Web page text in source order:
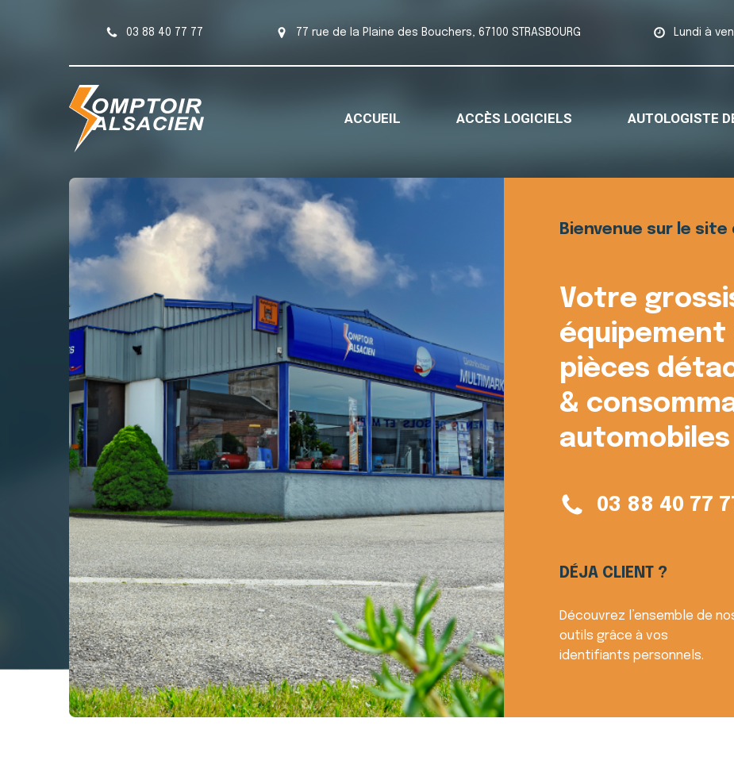
03 88 40 77 77 77 rue de la Plaine des Bouchers, 67100 STRASBOURG Lundi à
ACCUEIL ACCÈS LOGICIELS AUTOLOGISTE
Bienvenue sur le
Votre
équipement
pièces
&
automobiles
03 88 40 77
DÉJA CLIENT ?
Découvrez l’ensemble de
outils grâce à vos
identifiants personnels.